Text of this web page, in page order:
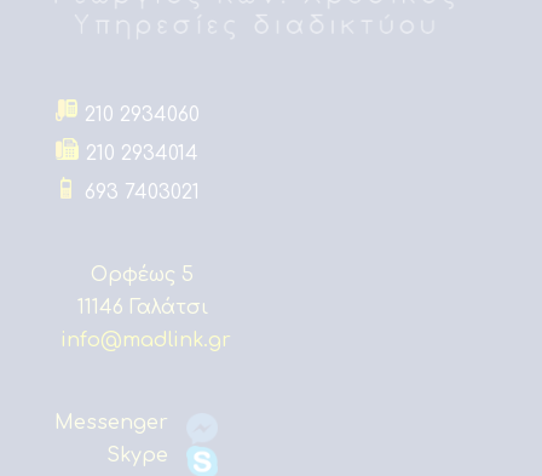
210 2934060
210 2934014
693 7403021
Ορφέως 5
11146 Γαλάτσι
info@madlink.gr
Messenger
Skype